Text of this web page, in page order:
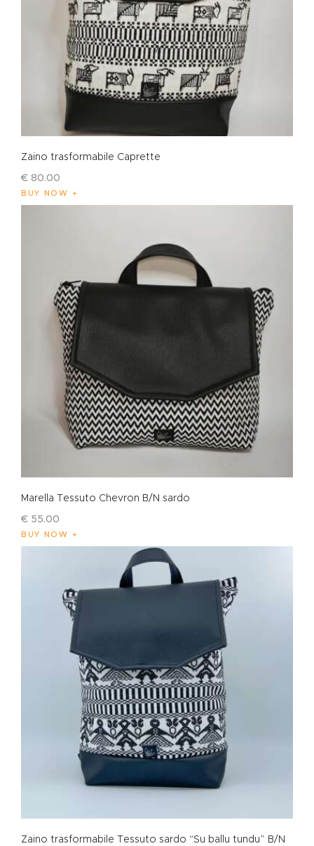
Zaino trasformabile Caprette
€ 80.00
BUY NOW
Marella Tessuto Chevron B/N sardo
€ 55.00
BUY NOW
Zaino trasformabile Tessuto sardo “Su ballu tundu” B/N